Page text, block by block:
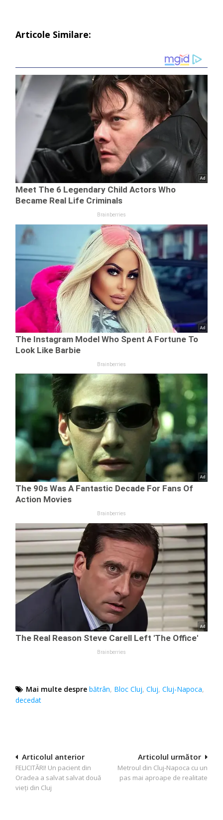
Articole Similare:
Mai multe despre bătrân, Bloc Cluj,Cluj,Cluj-Napoca,
decedat
Navigare
în
articole
Articolul următor
Metroul din Cluj-Napoca cu un
pas mai aproape de realitate
Articolul anterior
FELICITĂRI! Un pacient din
Oradea a salvat salvat două
vieți din Cluj